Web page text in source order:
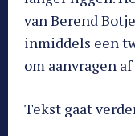
van Berend
inmiddels een
om aanvragen
Tekst gaat